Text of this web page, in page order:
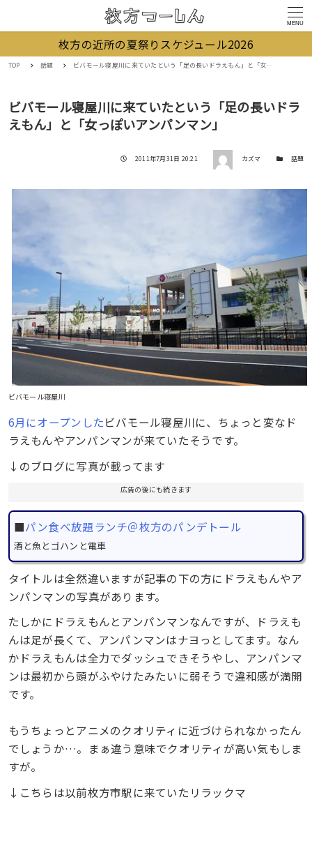
MENU
枚方の近所の夏祭りスケジュール2026
TOP 話題 ビバモール寝屋川に来ていたという「足の長いドラえもん」と「女っぽいアンパンマン」
ビバモール寝屋川に来ていたという「足の長いドラ
えもん」と「女っぽいアンパンマン」
投稿日
2011年7月31日 20:21 著者 カズマ カテゴリー
話題
ビバモール寝屋川
6月にオープンしたビバモール寝屋川に、ちょっと変なド
ラえもんやアンパンマンが来ていたそうです。
↓のブログに写真が載ってます
広告の後にも続きます
■パン食べ放題ランチ＠枚方のパンデトール
酒と魚とゴハンと電車
タイトルは全然違いますが記事の下の方にドラえもんやア
ンパンマンの写真があります。
たしかにドラえもんとアンパンマンなんですが、ドラえも
んは足が長くて、アンパンマンはナヨっとしてます。なん
かドラえもんは全力でダッシュできそうやし、アンパンマ
ンは最初から頭がふやけたみたいに弱そうで違和感が満開
です。
もうちょっとアニメのクオリティに近づけられなかったん
でしょうか…。まぁ違う意味でクオリティが高い気もしま
すが。
↓こちらは以前枚方市駅に来ていたリラックマ